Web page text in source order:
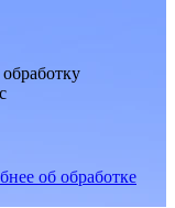
c
об обработке